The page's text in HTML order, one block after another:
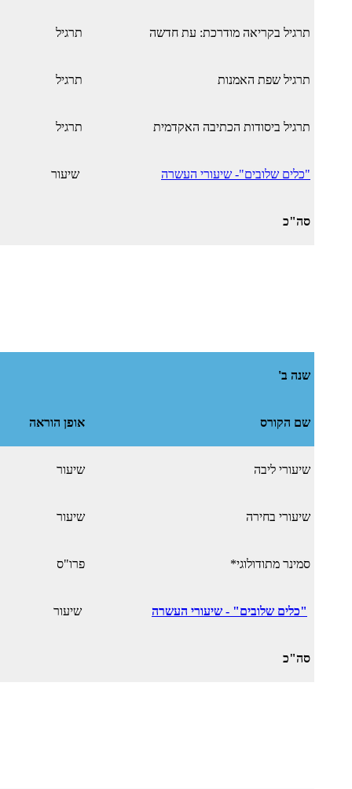
תרגיל בקריאה מודרכת: עת חדשה תרגיל
תרגיל שפת האמנות תרגיל
תרגיל ביסודות הכתיבה האקדמית תרגיל
"כלים שלובים"- שיעורי העשרה שיעור
סה"כ
שנה ב'
שם הקורס אופן הוראה
שיעורי ליבה שיעור
שיעורי בחירה שיעור
סמינר מתודולוגי* פרו"ס
"כלים שלובים" - שיעורי העשרה שיעור
סה"כ